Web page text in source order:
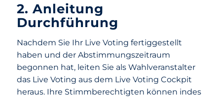
2. Anleitung
Durchführung
Nachdem Sie Ihr Live Voting fertiggestellt
haben und der Abstimmungszeitraum
begonnen hat, leiten Sie als Wahlveranstalter
das Live Voting aus dem Live Voting Cockpit
heraus. Ihre Stimmberechtigten können indes